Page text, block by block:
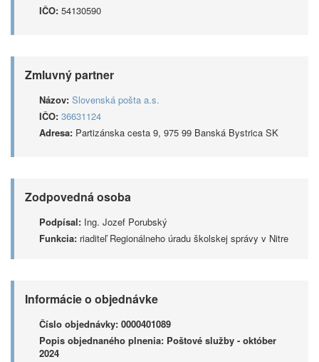
IČO: 54130590
Zmluvný partner
Názov: Slovenská pošta a.s.
IČO: 36631124
Adresa: Partizánska cesta 9, 975 99 Banská Bystrica SK
Zodpovedná osoba
Podpísal: Ing. Jozef Porubský
Funkcia: riaditeľ Regionálneho úradu školskej správy v Nitre
Informácie o objednávke
Číslo objednávky: 0000401089
Popis objednaného plnenia: Poštové služby - október
2024